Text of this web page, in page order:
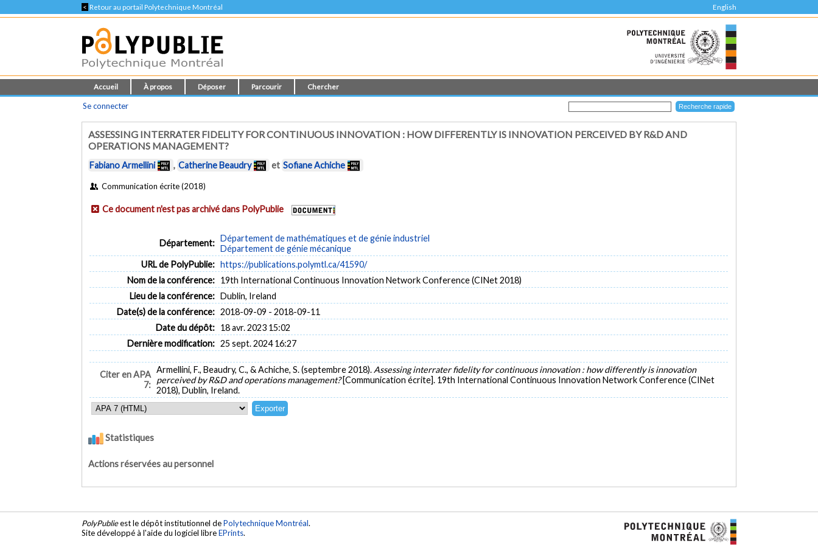
< Retour au portail Polytechnique Montréal English
Accueil À propos Déposer Parcourir Chercher
Se connecter
ASSESSING INTERRATER FIDELITY FOR CONTINUOUS INNOVATION : HOW DIFFERENTLY IS INNOVATION PERCEIVED BY R&D AND
OPERATIONS MANAGEMENT?
Fabiano Armellini , Catherine Beaudry et Sofiane Achiche
Communication écrite (2018)
Ce document n'est pas archivé dans PolyPublie
Département: Département de mathématiques et de génie industriel
Département de génie mécanique
URL de PolyPublie: https://publications.polymtl.ca/41590/
Nom de la conférence: 19th International Continuous Innovation Network Conference (CINet 2018)
Lieu de la conférence: Dublin, Ireland
Date(s) de la conférence: 2018-09-09 - 2018-09-11
Date du dépôt: 18 avr. 2023 15:02
Dernière modification: 25 sept. 2024 16:27
Citer en APA
7:
Armellini, F., Beaudry, C., & Achiche, S. (septembre 2018). Assessing interrater fidelity for continuous innovation : how differently is innovation
perceived by R&D and operations management?[Communication écrite]. 19th International Continuous Innovation Network Conference (CINet
2018), Dublin, Ireland.
Statistiques
Actions réservées au personnel
PolyPublieest le dépôt institutionnel dePolytechnique Montréal.
Site développé à l'aide du logiciel libreEPrints.